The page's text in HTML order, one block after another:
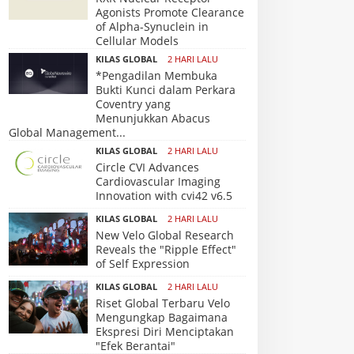
Agonists Promote Clearance
of Alpha-Synuclein in
Cellular Models
KILAS GLOBAL 2 HARI LALU
*Pengadilan Membuka
Bukti Kunci dalam Perkara
Coventry yang
Menunjukkan Abacus
Global Management...
KILAS GLOBAL 2 HARI LALU
Circle CVI Advances
Cardiovascular Imaging
Innovation with cvi42 v6.5
KILAS GLOBAL 2 HARI LALU
New Velo Global Research
Reveals the "Ripple Effect"
of Self Expression
KILAS GLOBAL 2 HARI LALU
Riset Global Terbaru Velo
Mengungkap Bagaimana
Ekspresi Diri Menciptakan
"Efek Berantai"